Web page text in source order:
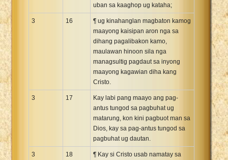
uban sa kaaghop ug kataha;
3 16
¶ ug kinahanglan magbaton kamog
maayong kaisipan aron nga sa
dihang pagalibakon kamo,
maulawan hinoon sila nga
managsultig pagdaut sa inyong
maayong kagawian diha kang
Cristo.
3 17
Kay labi pang maayo ang pag-
antus tungod sa pagbuhat ug
matarung, kon kini pagbuot man sa
Dios, kay sa pag-antus tungod sa
pagbuhat ug dautan.
3 18
¶ Kay si Cristo usab namatay sa